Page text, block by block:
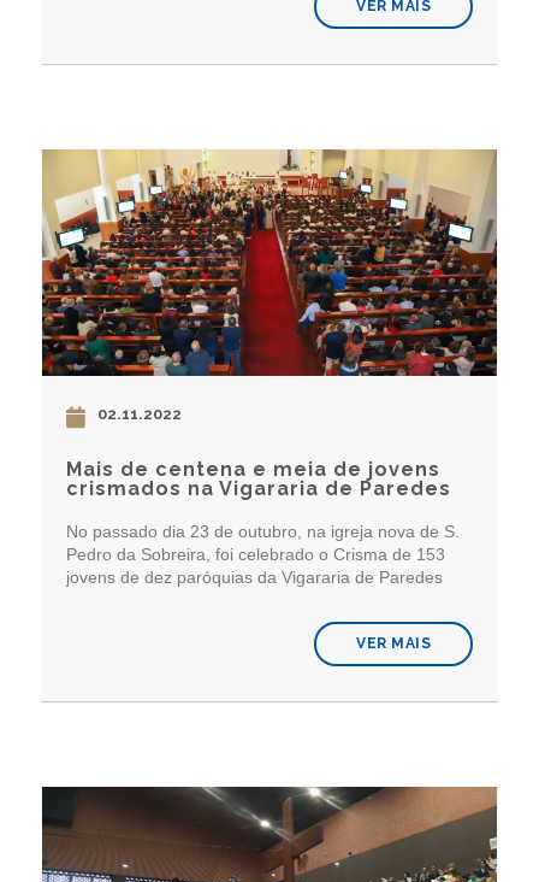
VER MAIS
02.11.2022
Mais de centena e meia de jovens
crismados na Vigararia de Paredes
No passado dia 23 de outubro, na igreja nova de S.
Pedro da Sobreira, foi celebrado o Crisma de 153
jovens de dez paróquias da Vigararia de Paredes
VER MAIS